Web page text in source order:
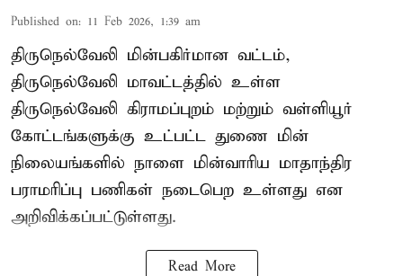
Published on: 11 Feb 2026, 1:39 am
திருநெல்வேலி மின்பகிர்மான வட்டம்,
திருநெல்வேலி மாவட்டத்தில் உள்ள
திருநெல்வேலி கிராமப்புறம் மற்றும் வள்ளியூர்
கோட்டங்களுக்கு உட்பட்ட துணை மின்
நிலையங்களில் நாளை மின்வாரிய மாதாந்திர
பராமரிப்பு பணிகள் நடைபெற உள்ளது என
அறிவிக்கப்பட்டுள்ளது.
Read More